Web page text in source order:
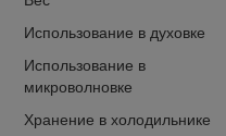
Использование в духовке
Использование в
микроволновке
Хранение в холодильнике